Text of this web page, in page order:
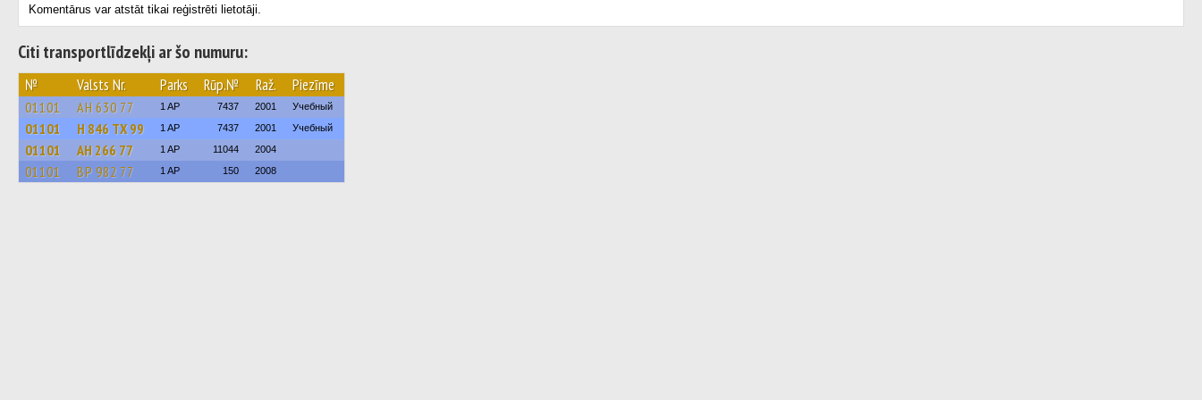
Komentārus var atstāt tikai reģistrēti lietotāji.
Citi transportlīdzekļi ar šo numuru:
№ Valsts Nr. Parks Rūp.№ Raž. Piezīme
01101 АН 630 77 1 AP 7437 2001 Учебный
01101 Н 846 ТХ 99 1 AP 7437 2001 Учебный
01101 АН 266 77 1 AP 11044 2004
01101 ВР 982 77 1 AP 150 2008